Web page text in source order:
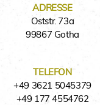
ADRESSE
Oststr. 73a
99867 Gotha
TELEFON
+49 3621 5045379
+49 177 4554762